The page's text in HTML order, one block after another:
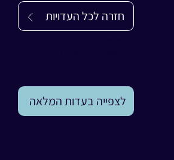
חזרה לכל העדויות
לצפייה בעדות המלאה